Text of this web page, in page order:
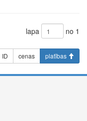
lapa no 1
ID cenas platības